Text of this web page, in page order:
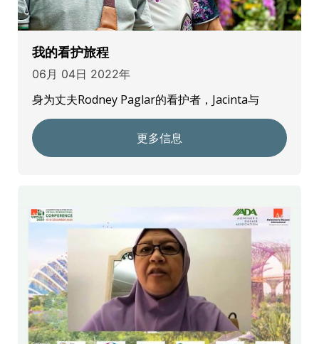
我的看护旅程
06月 04日 2022年
身为丈夫Rodney Paglar的看护者，Jacinta与
更多信息